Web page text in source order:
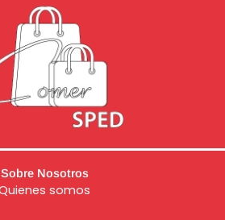
Sobre Nosotros
somos